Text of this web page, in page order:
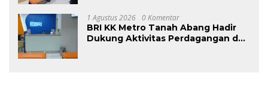
1 Agustus 2026 0 Komentar
BRI KK Metro Tanah Abang Hadir
Dukung Aktivitas Perdagangan dan